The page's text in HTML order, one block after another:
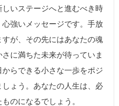
いステージへと進むべき時
強いメッセージです。手放
が、その先にはあなたの魂
に満ちた未来が待っていま
らできる小さな一歩をポジ
ょう。あなたの人生は、必
のになるでしょう。